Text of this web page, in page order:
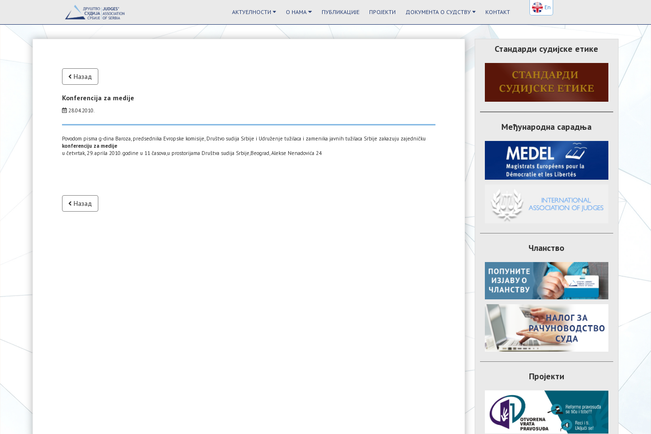
АКТУЕЛНОСТИ О НАМА ПУБЛИКАЦИЈЕ ПРОЈЕКТИ ДОКУМЕНТА О СУДСТВУ КОНТАКТ
Назад
Konferencija za medije
28.04.2010.
Povodom pisma g-dina Baroza, predsednika Evropske komisije, Društvo sudija Srbije i Udruženje tužilaca i zamenika javnih tužilaca Srbije zakazuju zajedničku
konferenciju za medije
u četvrtak, 29. aprila 2010. godine u 11 časova,u prostorijama Društva sudija Srbije,Beograd, Alekse Nenadovića 24
Назад
Стандарди судијске етике
Међународна сарадња
Чланство
Пројекти
En